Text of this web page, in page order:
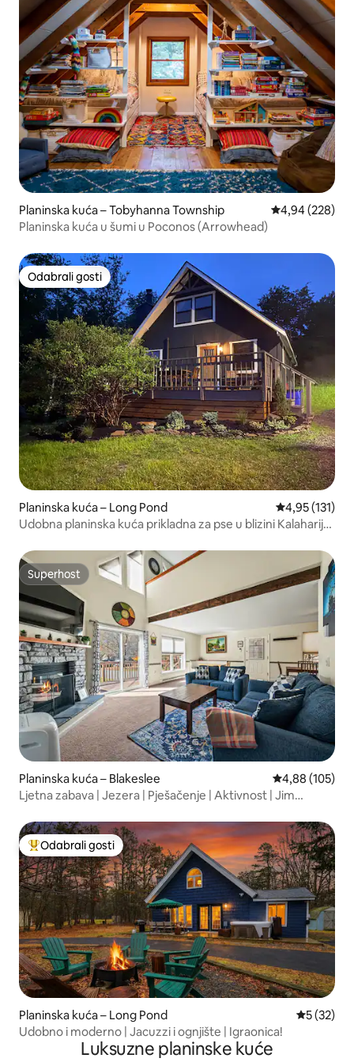
Planinska kuća – Tobyhanna Township Prosječna
4,94 (228)
Planinska kuća u šumi u Poconos (Arrowhead)
Odabrali gosti
Odabrali gosti
Planinska kuća – Long Pond Prosječna
4,95 (131)
Udobna planinska kuća prikladna za pse u blizini Kalaharija i
Superhost
Superhost
Planinska kuća – Blakeslee Prosječna
4,88 (105)
Ljetna zabava | Jezera | Pješačenje | Aktivnost | Jim
Među najviše rangiranima s oznakom „Odabrali gosti”
Odabrali gosti
Planinska kuća – Long Pond Prosječna
5 (32)
Udobno i moderno | Jacuzzi i ognjište | Igraonica!
Luksuzne planinske kuće